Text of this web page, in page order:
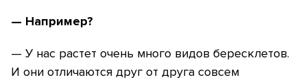
— Например?
— У нас растет очень много видов бересклетов.
И они отличаются друг от друга совсем